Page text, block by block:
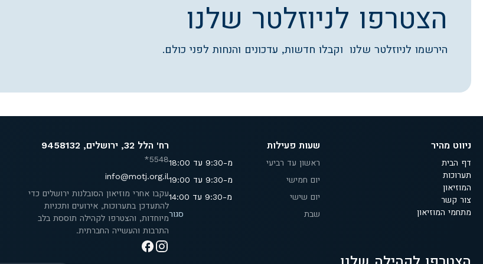
הצטרפו לניוזלטר שלנו
הירשמו לניוזלטר שלנו וקבלו חדשות, עדכונים והנחות לפני כולם.
ניווט מהיר
דף הבית
תערוכות
המוזיאון
צור קשר
מתחמי המוזיאון
שעות פעילות
ראשון עד רביעי
מ-9:30 עד 18:00
יום חמישי
מ-9:30 עד 19:00
יום שישי
מ-9:30 עד 14:00
שבת
סגור
רח' הלל 32, ירושלים, 9458132
5548*
info@motj.org.il
עקבו אחרי מוזיאון הסובלנות ירושלים כדי
להתעדכן בתערוכות, אירועים ותכניות
מיוחדות, והצטרפו לקהילה תוססת בלב
התרבות והעשייה החברתית.